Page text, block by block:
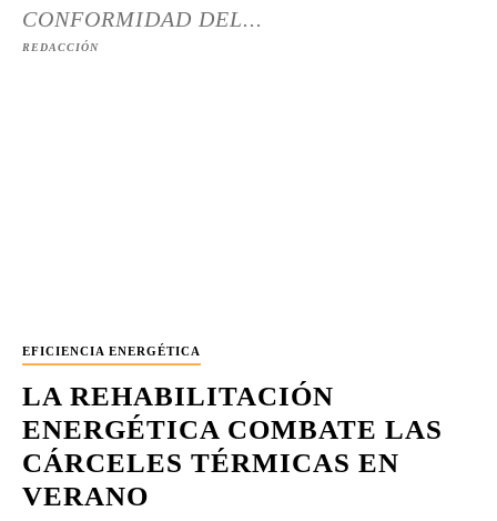
CONFORMIDAD DEL...
REDACCIÓN
EFICIENCIA ENERGÉTICA
LA REHABILITACIÓN
ENERGÉTICA COMBATE LAS
CÁRCELES TÉRMICAS EN
VERANO